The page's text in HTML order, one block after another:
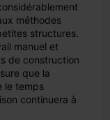
méthodes
structures.
manuel et
de construction
que la
le temps
continuera à